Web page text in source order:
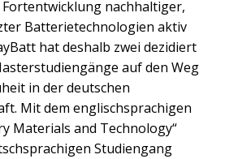
nachhaltiger,
Batterietechnologien aktiv
hat deshalb zwei dezidiert
auf den Weg
in der deutschen
Mit dem englischsprachigen
Materials and Technology“
Studiengang